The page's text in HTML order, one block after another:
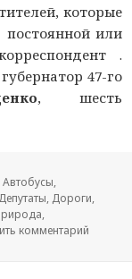
которые
постоянной или
.
47-го
, шесть
Тема
новости
Автобусы,
Депутаты, Дороги,
,
комментарий